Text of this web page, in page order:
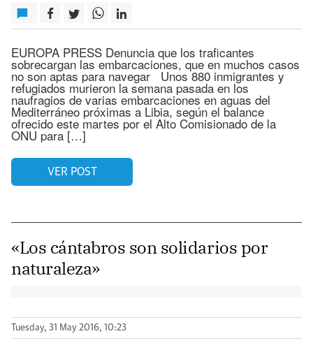
EUROPA PRESS Denuncia que los traficantes
sobrecargan las embarcaciones, que en muchos casos
no son aptas para navegar Unos 880 inmigrantes y
refugiados murieron la semana pasada en los
naufragios de varias embarcaciones en aguas del
Mediterráneo próximas a Libia, según el balance
ofrecido este martes por el Alto Comisionado de la
ONU para […]
VER POST
«Los cántabros son solidarios por
naturaleza»
Tuesday, 31 May 2016, 10:23